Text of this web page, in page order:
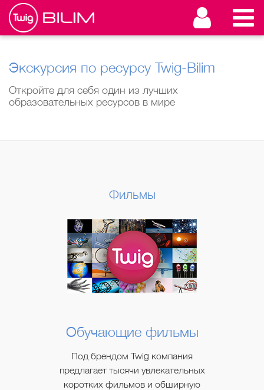
Экскурсия по ресурсу Twig-Bilim
Откройте для себя один из лучших
образовательных ресурсов в мире
Фильмы
Обучающие фильмы
Под брендом Twig компания
предлагает тысячи увлекательных
коротких фильмов и обширную